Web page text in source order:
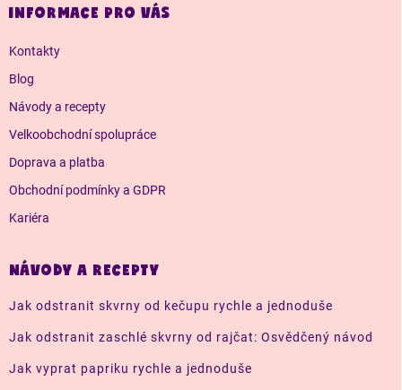
a INFORMACE PRO VÁS
Kontakty
Blog
Návody a recepty
Velkoobchodní spolupráce
Doprava a platba
Obchodní podmínky a GDPR
Kariéra
NÁVODY A RECEPTY
Jak odstranit skvrny od kečupu rychle a jednoduše
Jak odstranit zaschlé skvrny od rajčat: Osvědčený návod
Jak vyprat papriku rychle a jednoduše